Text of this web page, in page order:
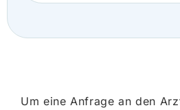
Um eine Anfrage an den